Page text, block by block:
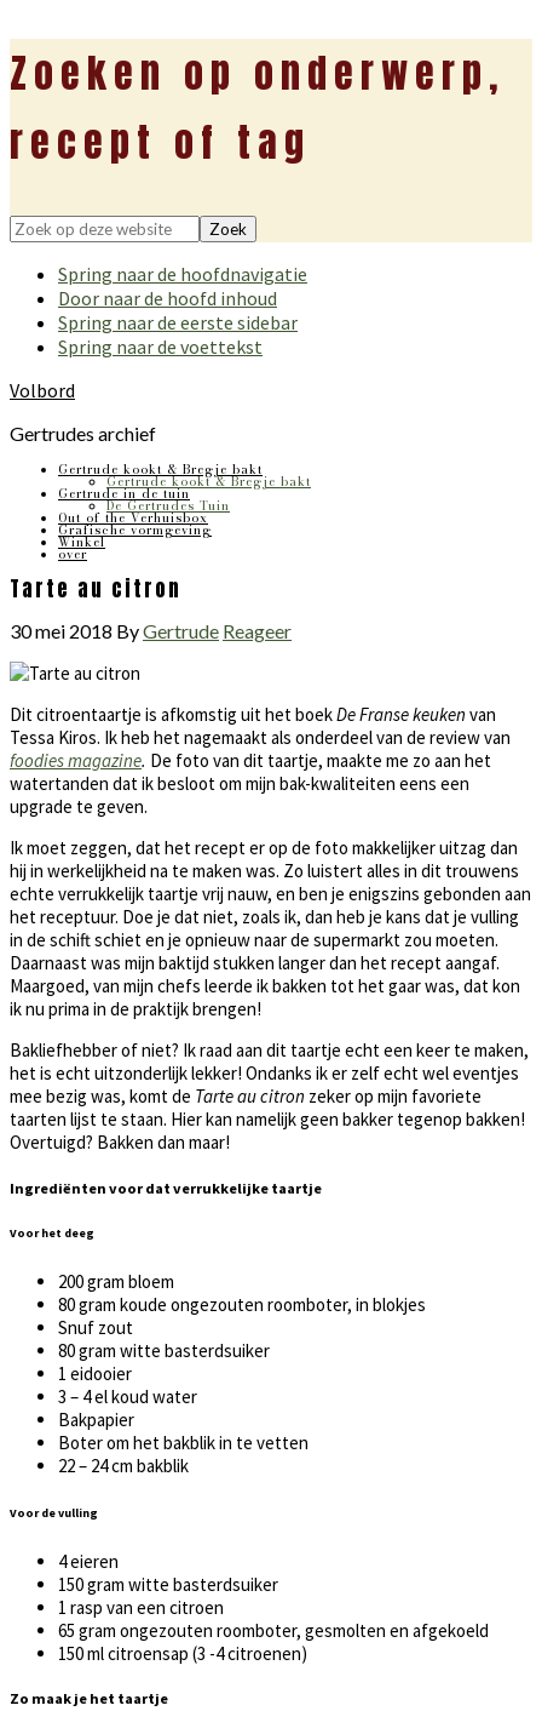
Zoeken op onderwerp,
recept of tag
Zoek
deze
website
Spring naar de hoofdnavigatie
Door naar de hoofd inhoud
Spring naar de eerste sidebar
Spring naar de voettekst
Volbord
Gertrudes archief
Gertrude kookt & Bregje bakt
Gertrude kookt & Bregje bakt
Gertrude in de tuin
De Gertrudes Tuin
Out of the Verhuisbox
Grafische vormgeving
Winkel
over
Tarte au citron
30 mei 2018 ByGertrude Reageer
Dit citroentaartje is afkomstig uit het boekDe Franse keuken van
Tessa Kiros. Ik heb het nagemaakt als onderdeel van de review van
foodies magazine. De foto van dit taartje, maakte me zo aan het
watertanden dat ik besloot om mijn bak-kwaliteiten eens een
upgrade te geven.
Ik moet zeggen, dat het recept er op de foto makkelijker uitzag dan
hij in werkelijkheid na te maken was. Zo luistert alles in dit trouwens
echte verrukkelijk taartje vrij nauw, en ben je enigszins gebonden aan
het receptuur. Doe je dat niet, zoals ik, dan heb je kans dat je vulling
in de schift schiet en je opnieuw naar de supermarkt zou moeten.
Daarnaast was mijn baktijd stukken langer dan het recept aangaf.
Maargoed, van mijn chefs leerde ik bakken tot het gaar was, dat kon
ik nu prima in de praktijk brengen!
Bakliefhebber of niet? Ik raad aan dit taartje echt een keer te maken,
het is echt uitzonderlijk lekker! Ondanks ik er zelf echt wel eventjes
mee bezig was, komt de Tarte au citron zeker op mijn favoriete
taarten lijst te staan. Hier kan namelijk geen bakker tegenop bakken!
Overtuigd? Bakken dan maar!
Ingrediënten voor dat verrukkelijke taartje
Voor het deeg
200 gram bloem
80 gram koude ongezouten roomboter, in blokjes
Snuf zout
80 gram witte basterdsuiker
1 eidooier
3 – 4 el koud water
Bakpapier
Boter om het bakblik in te vetten
22 – 24 cm bakblik
Voor de vulling
4 eieren
150 gram witte basterdsuiker
1 rasp van een citroen
65 gram ongezouten roomboter, gesmolten en afgekoeld
150 ml citroensap (3 -4 citroenen)
Zo maak je het taartje